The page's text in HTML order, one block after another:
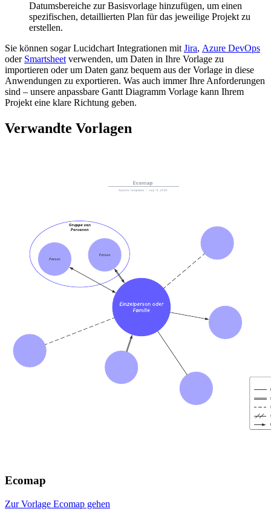
Datumsbereiche zur Basisvorlage hinzufügen, um einen
spezifischen, detaillierten Plan für das jeweilige Projekt zu
erstellen.
Sie können sogar Lucidchart Integrationen mit Jira, Azure DevOps
oder Smartsheet verwenden, um Daten in Ihre Vorlage zu
importieren oder um Daten ganz bequem aus der Vorlage in diese
Anwendungen zu exportieren. Was auch immer Ihre Anforderungen
sind – unsere anpassbare Gantt Diagramm Vorlage kann Ihrem
Projekt eine klare Richtung geben.
Verwandte Vorlagen
Ecomap
Zur Vorlage Ecomap gehen